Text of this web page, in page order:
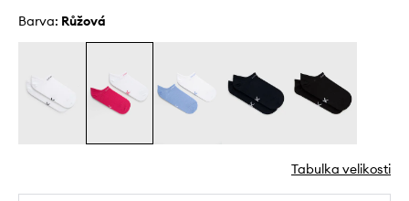
Barva: růžová
Tabulka velikosti